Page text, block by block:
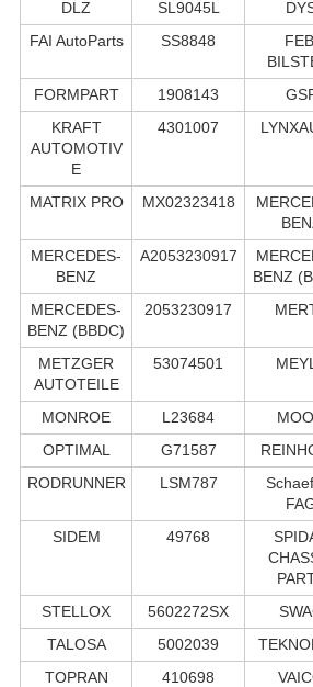
DLZ SL9045L
FAI AutoParts
SS8848
FORMPART 1908143
KRAFT
AUTOMOTIV
E
4301007
MATRIX PRO MX02323418
MERCEDES-
BENZ
A2053230917
BENZ
MERCEDES-
BENZ (BBDC)
2053230917
METZGER
AUTOTEILE
53074501
MONROE L23684
OPTIMAL
G71587
RODRUNNER
LSM787
SIDEM 49768
STELLOX 5602272SX
TALOSA
5002039
TOPRAN
410698